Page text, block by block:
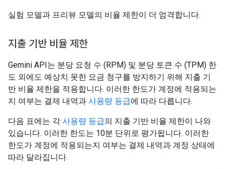
실험 모델과 프리뷰 모델의 비율 제한이 더 엄격합니다.
지출 기반 비율 제한
Gemini API는 분당 요청 수 (RPM) 및 분당 토큰 수 (TPM) 한
도 외에도 예상치 못한 요금 청구를 방지하기 위해 지출 기
반 비율 제한을 적용합니다. 이러한 한도가 계정에 적용되는
지 여부는 결제 내역과 사용량 등급에 따라 다릅니다.
다음 표에는 각 사용량 등급의 지출 기반 비율 제한이 나와
있습니다. 이러한 한도는 10분 단위로 평가됩니다. 이러한
한도가 계정에 적용되는지 여부는 결제 내역과 계정 상태에
따라 달라집니다.